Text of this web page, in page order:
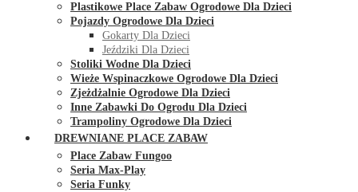
Plastikowe Place Zabaw Ogrodowe Dla Dzieci
Pojazdy Ogrodowe Dla Dzieci
Gokarty Dla Dzieci
Jeździki Dla Dzieci
Stoliki Wodne Dla Dzieci
Wieże Wspinaczkowe Ogrodowe Dla Dzieci
Zjeżdżalnie Ogrodowe Dla Dzieci
Inne Zabawki Do Ogrodu Dla Dzieci
Trampoliny Ogrodowe Dla Dzieci
DREWNIANE PLACE ZABAW
Place Zabaw Fungoo
Seria Max-Play
Seria Funky